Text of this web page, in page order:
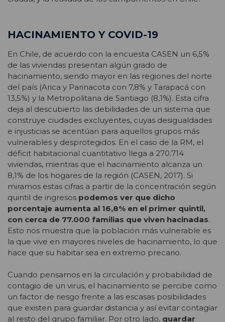
HACINAMIENTO Y COVID-19
En Chile, de acuerdo con la encuesta CASEN un 6,5%
de las viviendas presentan algún grado de
hacinamiento, siendo mayor en las regiones del norte
del país (Arica y Parinacota con 7,8% y Tarapacá con
13,5%) y la Metropolitana de Santiago (8,1%). Esta cifra
deja al descubierto las debilidades de un sistema que
construye ciudades excluyentes, cuyas desigualdades
e injusticias se acentúan para aquellos grupos más
vulnerables y desprotegidos. En el caso de la RM, el
déficit habitacional cuantitativo llega a 270.714
viviendas, mientras que el hacinamiento alcanza un
8,1% de los hogares de la región (CASEN, 2017). Si
miramos estas cifras a partir de la concentración según
quintil de ingresos podemos ver que dicho
porcentaje aumenta al 16,8% en el primer quintil,
con cerca de 77.000 familias que viven hacinadas.
Esto nos muestra que la población más vulnerable es
la que vive en mayores niveles de hacinamiento, lo que
hace que su habitar sea en extremo precario.
Cuando pensamos en la circulación y probabilidad de
contagio de un virus, el hacinamiento se percibe como
un factor de riesgo frente a las escasas posibilidades
que existen para guardar distancia y así evitar contagiar
al resto del grupo familiar. Por otro lado, guardar